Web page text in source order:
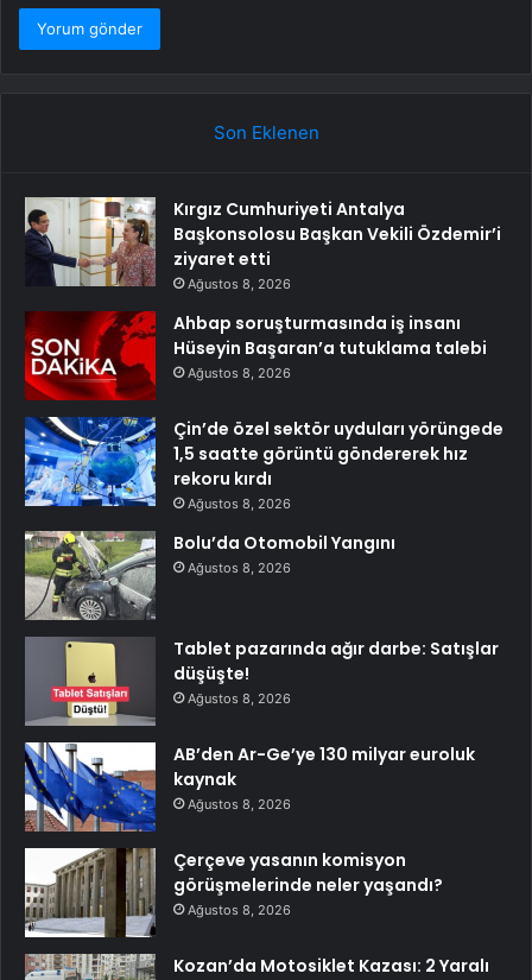
Son Eklenen
Kırgız Cumhuriyeti Antalya
Başkonsolosu Başkan Vekili Özdemir’i
ziyaret etti
Ağustos 8, 2026
Ahbap soruşturmasında iş insanı
Hüseyin Başaran’a tutuklama talebi
Ağustos 8, 2026
Çin’de özel sektör uyduları yörüngede
1,5 saatte görüntü göndererek hız
rekoru kırdı
Ağustos 8, 2026
Bolu’da Otomobil Yangını
Ağustos 8, 2026
Tablet pazarında ağır darbe: Satışlar
düşüşte!
Ağustos 8, 2026
AB’den Ar-Ge’ye 130 milyar euroluk
kaynak
Ağustos 8, 2026
Çerçeve yasanın komisyon
görüşmelerinde neler yaşandı?
Ağustos 8, 2026
Kozan’da Motosiklet Kazası: 2 Yaralı